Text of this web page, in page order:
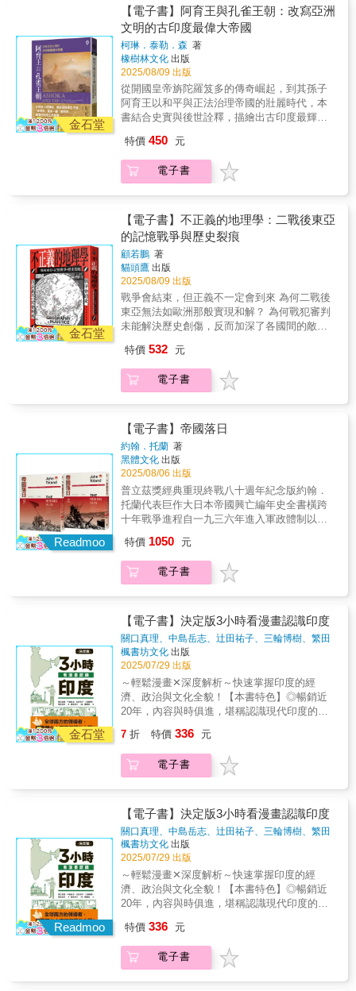
Diplo》 《東亞大競逐1860－1910》勾勒出
從一八五○年代至一九一○年間朝鮮在亞洲所處
位置的問題，這六十年間歷經多場戰爭與一連
串規模較小的衝突與起義……本書細節豐富，
出色地處理了不斷更替的談判與談判者，同時
掌握住軍隊行動與戰略失誤。──卡地夫大學東
亞史高級講師 伊恩・拉普利（Ian Rapley），
《亞洲書評》 雄心勃勃且視野廣闊……是
一部描繪東北亞巨變時代、全面而發人深省的
歷史著作。──加拿大外交官 馬丁・拉弗拉姆
大學劉傑教授、中研院社會所汪宏倫副所長、
輔仁大學蕭道中系主任專文推薦。中日兩國對
二戰一直有著不同的詮釋。相較於德國直面歷
史，日本選擇淡化戰爭責任，而中國則以標舉
南京大屠殺和攻擊靖國神社予以回應。這背後
不僅是自我保護的本能反應，而是東亞的戰爭
審判以及戰後處理的方式，給予各國詮釋這段
歷史的空間。本書將二戰戰爭審判放入東亞的
地緣與歷史脈絡中，帶領讀者了解這段歷史如
何形塑且至今依舊影響著東亞各國的局勢。讓
處法庭展開對日審判，在美國主導且國際法未
臻成熟的情況下，留下大片空白與爭議。尤其
是東京大審，有人質疑：這是一場為了滿足復
究天皇的責任，更在冷戰期間將日本視為地緣
政治下的盟友，對戰犯問題採取寬容態度。到
了1970年代日本經濟崛起，他們開始重新定義
戰爭罪行，並抗議同盟國在戰後所推行的正
義，甚至透過重寫歷史，試圖翻轉國際形象。
有些開始將二戰「正名」為「大東亞戰爭」，
詮釋成一種解放亞洲之戰，或是將日本對中國
與對歐美的戰爭理由分開，後者是為了防禦而
正義戰爭法庭本身既可成就正義，也可能掩蓋
不義。當記憶與歷史出現裂縫時，日本社會借
用審判重新詮釋自我身份。至於中國，審判的
目的也不僅是為了處罰戰敗國。國民黨政府曾
透過戰犯法庭進行大規模公開審判，試圖重建
戰後秩序與主權象徵；而中國共產黨則傾向以
政治改造方式處理戰犯，讓法庭轉化為政治教
育的展示場域。兩者雖方式不同，卻都將法庭
作為建立政權合法性的重要舞台。戰爭記憶形
塑的東亞政治在本書中，作者提出競爭正義的
概念，正義是一個漫長、複雜且充滿競爭的歷
史與政治過程。在戰後去帝國、去殖民、樹立
政權合法性和重塑國族認同等歷史脈絡中，各
國領導人都為了政權合法性和重塑國族認同，
竟的爭論也都塑造出今日東亞的政治地理。所
謂的正義是否施行，記憶是否和解，不僅僅是
法庭上的審判可解決之事，而是我們如何去理
憶，讀者將可透過本書從歷史、法理、地理與
政治交織處，探索二戰後的記憶之戰，挖掘形
塑今日中國、日本、韓國與台灣等國家之間的
關係與東亞局勢之關鍵所在。◎國內外學界一
致好評顧教授是少數同時了解東亞兩種語言，
並能在撰寫歷史時兼顧中日雙方觀點的學者。
──川島真，日本東京大學教養學部國際關係學
實地訪談歷史見證人，兼具學術的嚴謹性與敘
述的生動性，我們可以從字裡行間觀察到作者
作為歷史學家的深刻而敏銳的洞察力。──劉
傑，日本早稻田大學社會科學總合學術院教授
十個年頭，然而東亞主要國家對於日本殖民和
戰爭的道歉與賠償問題，仍有諸多爭議。與一
般的認知不同，顧若鵬認為戰後東亞之所以未
能實現正義，並非只是日本拒絕反省或賠償，
而是戰後日本、中國和臺灣的領導人，對戰罪
審判本身及其相關歷史記憶的操控與利用，導
致對正義的追尋，遺失在戰後紛雜的去帝國、
去殖民、樹立政權合法性和重塑國族認同等運
動的歷史脈絡中。這是一本以跨國比較與國際
義的精闢之作。 ―― 楊孟軒，美國密蘇里大學
歷史系副教授在全球民粹主義與民族主義盛行
的時代，本書如一股清流，從多元視角深入剖
金石堂
【電子書】阿育王與孔雀王朝：改寫亞洲
文明的古印度最偉大帝國
柯琳．泰勒．森 著
橡樹林文化 出版
2025/08/09 出版
從開國皇帝旃陀羅笈多的傳奇崛起，到其孫子
阿育王以和平與正法治理帝國的壯麗時代，本
書結合史實與後世詮釋，描繪出古印度最輝煌
王朝，是印度史上首個統一的帝國，疆域橫跨
今日的印度、巴基斯坦和阿富汗，可謂是當時
最強大、富裕的政權。本書聚焦該帝國最具影
念，不僅改變了印度，也深刻影響了亞洲文明
的發展。作者柯琳‧泰勒‧森運用豐富的史料與考
古證據，深入描寫孔雀王朝從興起到衰落的歷
程，並揭示其對東南亞乃至希臘的深遠影響。
書中收錄五十九幅珍貴的照片與插圖，圖文並
茂地呈現這段跨越信仰、文化與權力的歷史，
揭示帝國治理方針的深刻轉型與佛教的持續擴
展。
特價 450 元
電子書
金石堂
【電子書】不正義的地理學：二戰後東亞
的記憶戰爭與歷史裂痕
顧若鵬 著
貓頭鷹 出版
2025/08/09 出版
戰爭會結束，但正義不一定會到來 為何二戰後
東亞無法如歐洲那般實現和解？ 為何戰犯審判
未能解決歷史創傷，反而加深了各國間的敵對
中國的審判》作者最新力作。 ◎劍橋東亞系教
授、英國國家學術院院士，從散布日、中、
臺、港等地檔案重建東亞歷史記憶與裂痕。 ◎
大學劉傑教授、中研院社會所汪宏倫副所長、
輔仁大學蕭道中系主任專文推薦。 中日兩國對
二戰一直有著不同的詮釋。相較於德國直面歷
史，日本選擇淡化戰爭責任，而中國則以標舉
南京大屠殺和攻擊靖國神社予以回應。這背後
不僅是自我保護的本能反應，而是東亞的戰爭
審判以及戰後處理的方式，給予各國詮釋這段
歷史的空間。本書將二戰戰爭審判放入東亞的
地緣與歷史脈絡中，帶領讀者了解這段歷史如
位給政治的戰爭記憶 二戰結束後，全球有50多
處法庭展開對日審判，在美國主導且國際法未
臻成熟的情況下，留下大片空白與爭議。尤其
是東京大審，有人質疑：這是一場為了滿足復
仇而動用虛假的法律程序。戰後美國選擇不追
究天皇的責任，更在冷戰期間將日本視為地緣
政治下的盟友，對戰犯問題採取寬容態度。到
了1970年代日本經濟崛起，他們開始重新定義
戰爭罪行，並抗議同盟國在戰後所推行的正
義，甚至透過重寫歷史，試圖翻轉國際形象。
有些開始將二戰「正名」為「大東亞戰爭」，
詮釋成一種解放亞洲之戰，或是將日本對中國
與對歐美的戰爭理由分開，後者是為了防禦而
戰，並非一種侵略行為。 當法庭不是用來追求
正義 戰爭法庭本身既可成就正義，也可能掩蓋
目的也不僅是為了處罰戰敗國。國民黨政府曾
透過戰犯法庭進行大規模公開審判，試圖重建
戰後秩序與主權象徵；而中國共產黨則傾向以
政治改造方式處理戰犯，讓法庭轉化為政治教
育的展示場域。兩者雖方式不同，卻都將法庭
作為建立政權合法性的重要舞台。 戰爭記憶形
塑的東亞政治 在本書中，作者提出競爭正義的
概念，正義是一個漫長、複雜且充滿競爭的歷
史與政治過程。在戰後去帝國、去殖民、樹立
國領導人都為了政權合法性和重塑國族認同，
而利用了戰罪審判與相關歷史記憶。而這些未
竟的爭論也都塑造出今日東亞的政治地理。所
特價 532 元
電子書
Readmoo
【電子書】帝國落日
約翰．托蘭 著
黑體文化 出版
2025/08/06 出版
普立茲獎經典重現終戰八十週年紀念版約翰．
托蘭代表巨作大日本帝國興亡編年史全書橫跨
十年戰爭進程自一九三六年進入軍政體制以來
歷史的傷痕未曾遠離本書帶領我們走入亞洲戰
場直視歷史與仍未解答的問題「準確、有趣、
生動、充滿活力，是通俗歷史寫作最佳典
戰爭進程，描寫大日本帝國自一九三六年進入
軍政體制以來，如何逐步捲入一場無法回頭的
全面戰爭。作者約翰．托蘭以其記者出身的敏
銳與紀實筆法，結合超過五百場的訪談與大量
未公開史料，建構出一部從日本內部視角出發
的亞洲戰場史詩。不同於歐美主導的戰爭敘
述，本書將太平洋戰爭還原為一場以人為主
體、以制度與文化矛盾為線索的歷史長劇，呈
現出帝國從崛起到崩潰的複雜面貌。除了重現
放在日本內部決策圈的心理與政治層面。他描
寫首相近衛文麿與天皇之間的對話、軍部內部
派系的衝突、和平派與強硬派的持續拉鋸，並
與猶豫。在戰場外，本書對外交交涉、經濟困
局與社會氣氛有完整的描繪，從國際談判桌到
皇宮深處，從前線士兵到宮中侍臣，鋪陳出一
場橫跨亞洲與太平洋的全景式歷史畫卷。作為
敘述二戰亞洲戰場的經典作品，《帝國落日》
涵蓋滿洲、華北、中南半島、中途島、瓜達康
納爾、硫磺島與沖繩等地的戰事發展，也呈現
談判與情報戰。全書多處引用戰時文件、私人
信件與回憶錄，細緻描寫軍人、外交官與平民
的生命經歷。托蘭以小說般的敘事節奏，將宏
特價 1050 元
電子書
金石堂
【電子書】決定版3小時看漫畫認識印度
關口真理、中島岳志、辻田祐子、三輪博樹、繁田
奈步、飛鳥幸子（插畫）
楓書坊文化 出版
2025/07/29 出版
～輕鬆漫畫✕深度解析～快速掌握印度的經
濟、政治與文化全貌！【本書特色】◎暢銷近
20年，內容與時俱進，堪稱認識現代印度的經
收商業、政治、文化第一手情報！◎超過百項
主題，從歷史到經濟與國際關係，全面系統
化，輕鬆理解無負擔！現代印度不是只有寶萊
場」到14億人口的世界第一大國，印度的變
化，不再只是數據的躍升，而是實質影響全球
格局的核心力量。《決定版3小時看漫畫認識印
度》自2006年初版至今，歷經多次改訂，始終
致力於提供正確、實用且深入的印度知識──．
6大章節：從商業、歷史、政治、經濟、市場、
文化，全面剖析印度的多元現況。．〈深度了
解印度〉專欄：以各種冷知識補充印度文化中
不為人知的小細節。．漫畫與解說並重：以深
絡與關聯。不論你是企業人士，還是對國際議
題感興趣的讀者，本書都能讓你從不同面向掌
握印度的真實樣貌。不僅是快速認識印度的最
7 折 特價 336 元
電子書
Readmoo
【電子書】決定版3小時看漫畫認識印度
關口真理、中島岳志、辻田祐子、三輪博樹、繁田
奈步、飛鳥幸子（插畫）
楓書坊文化 出版
2025/07/29 出版
～輕鬆漫畫✕深度解析～快速掌握印度的經
濟、政治與文化全貌！【本書特色】◎暢銷近
20年，內容與時俱進，堪稱認識現代印度的經
收商業、政治、文化第一手情報！◎超過百項
主題，從歷史到經濟與國際關係，全面系統
化，輕鬆理解無負擔！現代印度不是只有寶萊
特價 336 元
電子書